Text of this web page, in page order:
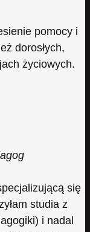
pomocy i
dorosłych,
życiowych.
się
studia z
i nadal